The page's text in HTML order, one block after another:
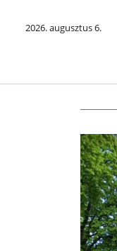
2026. augusztus 6.